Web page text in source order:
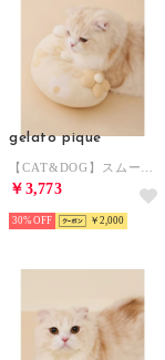
gelato pique
￥3,773
30% ￥2,000